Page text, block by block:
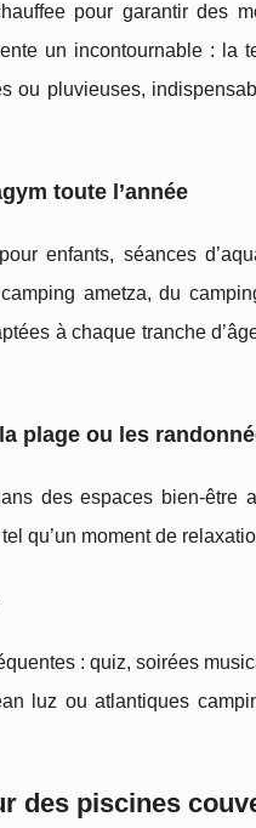
pour garantir des
un incontournable : la
ou pluvieuses,
toute l’année
enfants, séances
ametza, du
à chaque tranche
plage ou les
des espaces bien-être
qu’un moment de
: quiz, soirées
luz ou atlantiques
des piscines